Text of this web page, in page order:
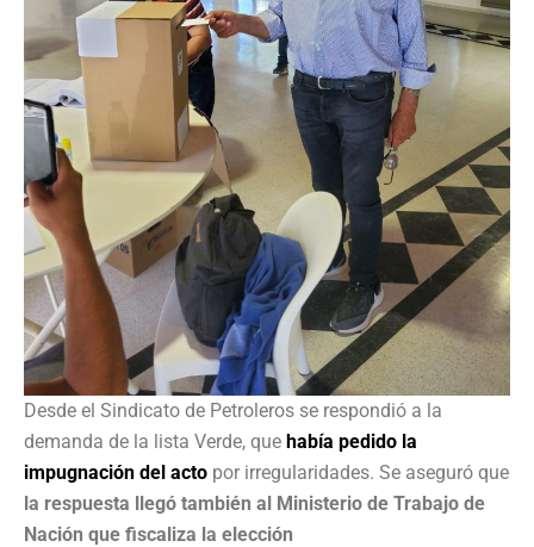
Desde el Sindicato de Petroleros se respondió a la
demanda de la lista Verde, que había pedido la
impugnación del acto por irregularidades. Se aseguró que
la respuesta llegó también al Ministerio de Trabajo de
Nación que fiscaliza la elección